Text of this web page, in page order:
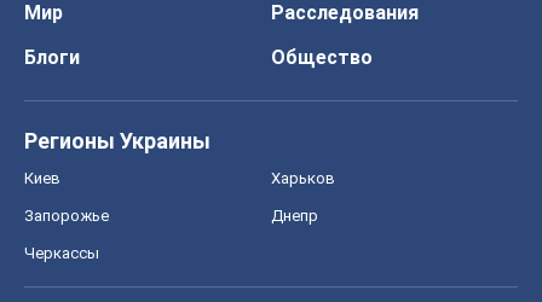
Мир
Расследования
Блоги
Общество
Регионы Украины
Киев Харьков
Запорожье Днепр
Черкассы